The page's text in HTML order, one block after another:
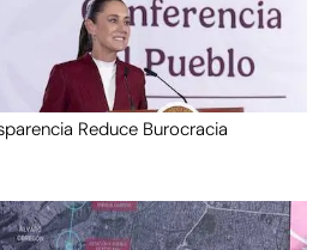
Reduce Burocracia